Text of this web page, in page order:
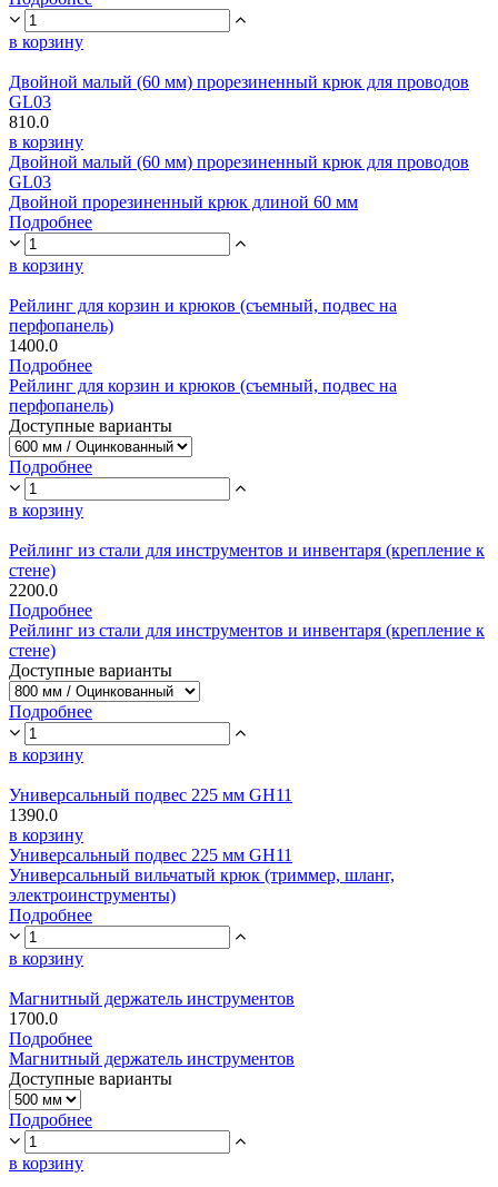
в корзину
Двойной малый (60 мм) прорезиненный крюк для проводов
GL03
810.0
в корзину
Двойной малый (60 мм) прорезиненный крюк для проводов
GL03
Двойной прорезиненный крюк длиной 60 мм
Подробнее
в корзину
Рейлинг для корзин и крюков (съемный, подвес на
перфопанель)
1400.0
Подробнее
Рейлинг для корзин и крюков (съемный, подвес на
перфопанель)
Доступные варианты
Подробнее
в корзину
Рейлинг из стали для инструментов и инвентаря (крепление к
стене)
2200.0
Подробнее
Рейлинг из стали для инструментов и инвентаря (крепление к
стене)
Доступные варианты
Подробнее
в корзину
Универсальный подвес 225 мм GH11
1390.0
в корзину
Универсальный подвес 225 мм GH11
Универсальный вильчатый крюк (триммер, шланг,
электроинструменты)
Подробнее
в корзину
Магнитный держатель инструментов
1700.0
Подробнее
Магнитный держатель инструментов
Доступные варианты
Подробнее
в корзину